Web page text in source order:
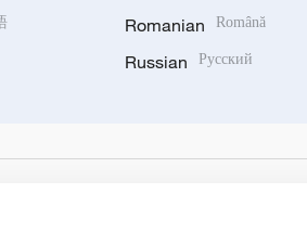
Romanian Română
Russian Русский